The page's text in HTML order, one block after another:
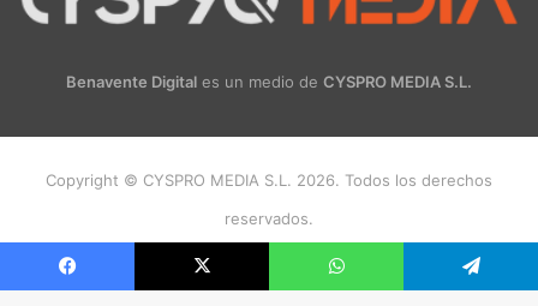
Benavente Digital es un medio de CYSPRO MEDIA S.L.
Copyright © CYSPRO MEDIA S.L. 2026. Todos los derechos
reservados.
Instagram
Facebook X WhatsApp Telegram